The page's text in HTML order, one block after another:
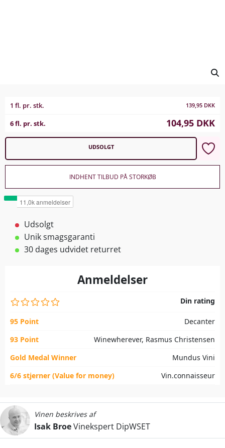
1 fl. pr. stk. 139,95 DKK
6 fl. pr. stk. 104,95 DKK
UDSOLGT
INDHENT TILBUD PÅ STORKØB
Udsolgt
Unik smagsgaranti
30 dages udvidet returret
Anmeldelser
Din rating
95 Point
Decanter
93 Point
Winewherever, Rasmus Christensen
Gold Medal Winner
Mundus Vini
6/6 stjerner (Value for money)
Vin.connaisseur
Vinen beskrives af
Isak BroeVinekspert DipWSET